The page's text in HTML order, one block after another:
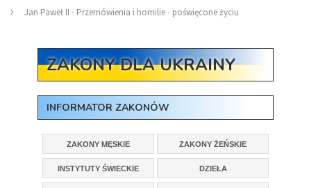
Jan Paweł II - Przemówienia i homilie - poświęcone życiu
ZAKONY DLA UKRAINY
INFORMATOR ZAKONÓW
ZAKONY MĘSKIE ZAKONY ŻEŃSKIE
INSTYTUTY ŚWIECKIE DZIEŁA